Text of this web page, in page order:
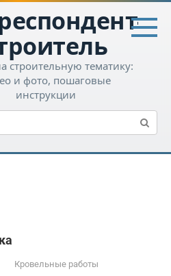
строительную тематику:
и фото, пошаговые
инструкции
Кровельные работы